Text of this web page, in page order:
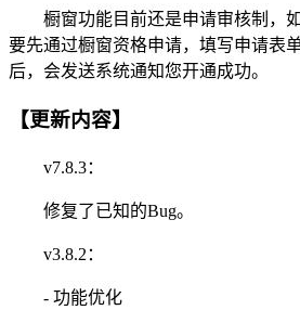
橱窗功能目前还是申请审核制，如
要先通过橱窗资格申请，填写申请表
后，会发送系统通知您开通成功。
【更新内容】
v7.8.3：
修复了已知的Bug。
v3.8.2：
- 功能优化